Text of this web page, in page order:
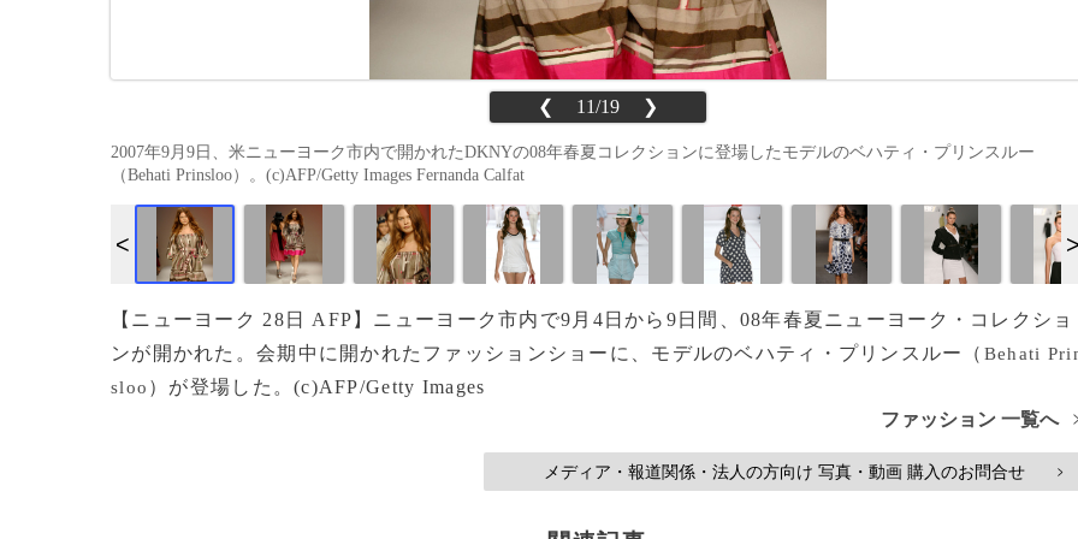
❮ 11/19 ❯
2007年9月9日、米ニューヨーク市内で開かれたDKNYの08年春夏コレクションに登場したモデルのベハティ・プリンスルー
（Behati Prinsloo）。(c)AFP/Getty Images Fernanda Calfat
【ニューヨーク 28日 AFP】ニューヨーク市内で9月4日から9日間、08年春夏ニューヨーク・コレクショ
ンが開かれた。会期中に開かれたファッションショーに、モデルのベハティ・プリンスルー（ Behati
sloo ）が登場した。(c)AFP/Getty Images
ファッション 一覧へ
メディア・報道関係・法人の方向け 写真・動画 購入のお問合せ >